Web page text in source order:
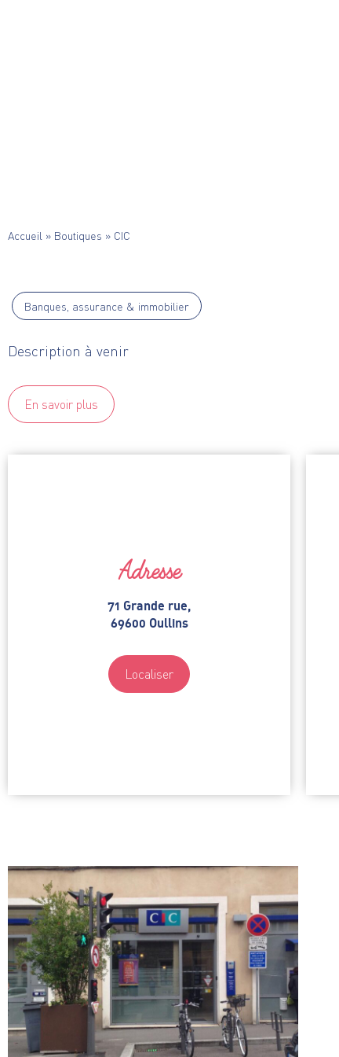
Accueil » Boutiques » CIC
Banques, assurance & immobilier
Description à venir
En savoir plus
Adresse
71 Grande rue,
69600 Oullins
Localiser